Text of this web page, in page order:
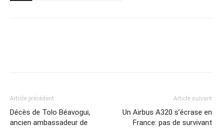
Article précédent
Décès de Tolo Béavogui,
ancien ambassadeur de
Article suivant
Un Airbus A320 s’écrase en
France: pas de survivant